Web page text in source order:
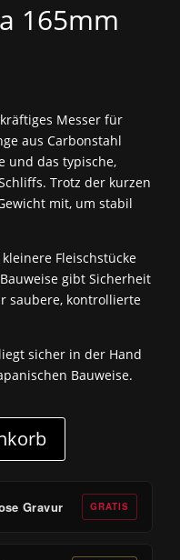
165mm
Messer für
aus Carbonstahl
und das typische,
Trotz der kurzen
mit, um stabil
Fleischstücke
gibt Sicherheit
saubere, kontrollierte
sicher in der Hand
Bauweise.
Gravur GRATIS